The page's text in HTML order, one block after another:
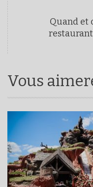
Quand et
restaurant
Vous